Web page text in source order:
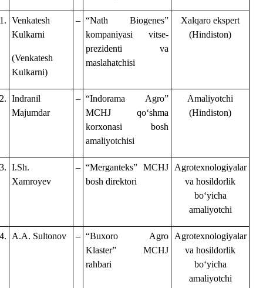
Venkatesh
Kulkarni
(Venkatesh
Kulkarni)
– “Nath Biogenes”
kompaniyasi vitse-
prezidenti va
maslahatchisi
Xalqaro ekspert
(Hindiston)
Indranil
Majumdar
– “Indorama Agro”
MCHJ qoʻshma
korxonasi bosh
amaliyotchisi
Amaliyotchi
(Hindiston)
I.Sh.
Xamroyev
– “Merganteks” MCHJ
bosh direktori
Agrotexnologiyalar
va hosildorlik
boʻyicha
amaliyotchi
A.A. Sultonov – “Buxoro Agro
Klaster” MCHJ
rahbari
Agrotexnologiyalar
va hosildorlik
boʻyicha
amaliyotchi